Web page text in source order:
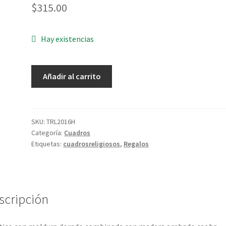
$315.00
Hay existencias
Carmen
cantidad
Añadir al carrito
SKU:TRL2016H
Categoría: Cuadros
Etiquetas: cuadrosreligiosos, Regalos